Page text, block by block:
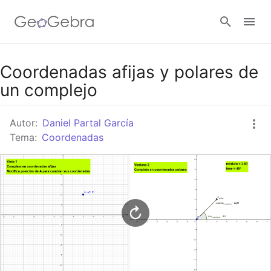
Google Classroom
Abrir sesión
Coordenadas afijas y polares de
un complejo
Autor: Daniel Partal García
Tema: Coordenadas